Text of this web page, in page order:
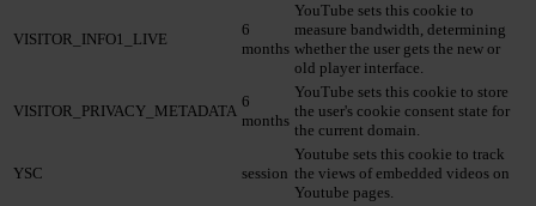
VISITOR_INFO1_LIVE
6
months
YouTube sets this cookie to
measure bandwidth, determining
whether the user gets the new or
old player interface.
VISITOR_PRIVACY_METADATA
6
months
YouTube sets this cookie to store
the user's cookie consent state for
the current domain.
YSC session
Youtube sets this cookie to track
the views of embedded videos on
Youtube pages.